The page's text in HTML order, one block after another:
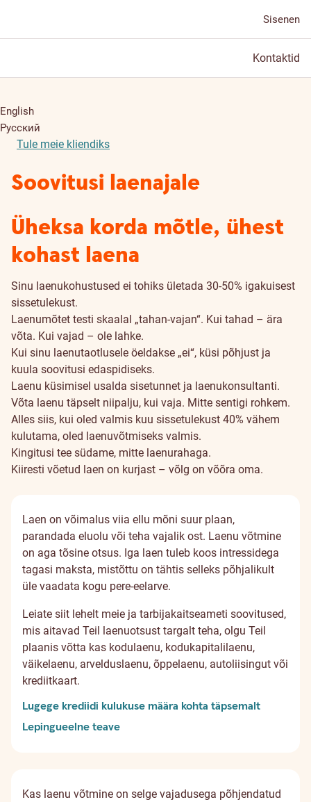
Sisenen
Kontaktid
English
Русский
Tule meie kliendiks
Soovitusi laenajale
Üheksa korda mõtle, ühest
kohast laena
Sinu laenukohustused ei tohiks ületada 30-50% igakuisest
sissetulekust.
Laenumõtet testi skaalal „tahan-vajan“. Kui tahad – ära
võta. Kui vajad – ole lahke.
Kui sinu laenutaotlusele öeldakse „ei“, küsi põhjust ja
kuula soovitusi edaspidiseks.
Laenu küsimisel usalda sisetunnet ja laenukonsultanti.
Võta laenu täpselt niipalju, kui vaja. Mitte sentigi rohkem.
Alles siis, kui oled valmis kuu sissetulekust 40% vähem
kulutama, oled laenuvõtmiseks valmis.
Kingitusi tee südame, mitte laenurahaga.
Kiiresti võetud laen on kurjast – võlg on võõra oma.
Laen on võimalus viia ellu mõni suur plaan,
parandada eluolu või teha vajalik ost. Laenu võtmine
on aga tõsine otsus. Iga laen tuleb koos intressidega
tagasi maksta, mistõttu on tähtis selleks põhjalikult
üle vaadata kogu pere-eelarve.
Leiate siit lehelt meie ja tarbijakaitseameti soovitused,
mis aitavad Teil laenuotsust targalt teha, olgu Teil
plaanis võtta kas kodulaenu, kodukapitalilaenu,
väikelaenu, arvelduslaenu, õppelaenu, autoliisingut või
krediitkaart.
Lugege krediidi kulukuse määra kohta täpsemalt
Lepingueelne teave
Kas laenu võtmine on selge vajadusega põhjendatud